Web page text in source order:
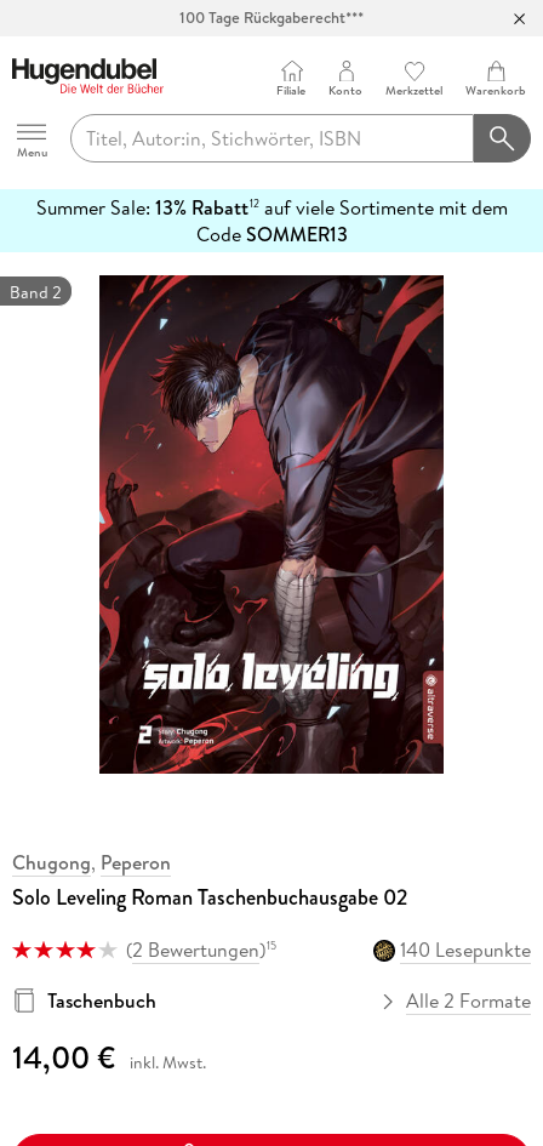
100 Tage Rückgaberecht***
Hugendubel
Menu
Filiale Konto Merkzettel Warenkorb
Summer Sale: 13% Rabatt12auf viele Sortimente mit dem
CodeSOMMER13
erfahren
Band 2
Chugong, Peperon
Solo Leveling Roman Taschenbuchausgabe 02
(2 Bewertungen)15
140 Lesepunkte
Taschenbuch
Alle 2 Formate
14,00 € inkl. Mwst.